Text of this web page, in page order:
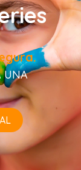
UNA